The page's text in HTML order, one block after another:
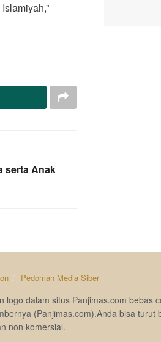
serta Anak
Pedoman Media Siber
dalam situs Panjimas.com bebas
(Panjimas.com).Anda bisa turut
non komersial.